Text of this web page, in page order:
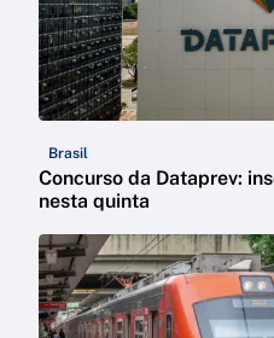
Brasil
Concurso da Dataprev:
nesta quinta